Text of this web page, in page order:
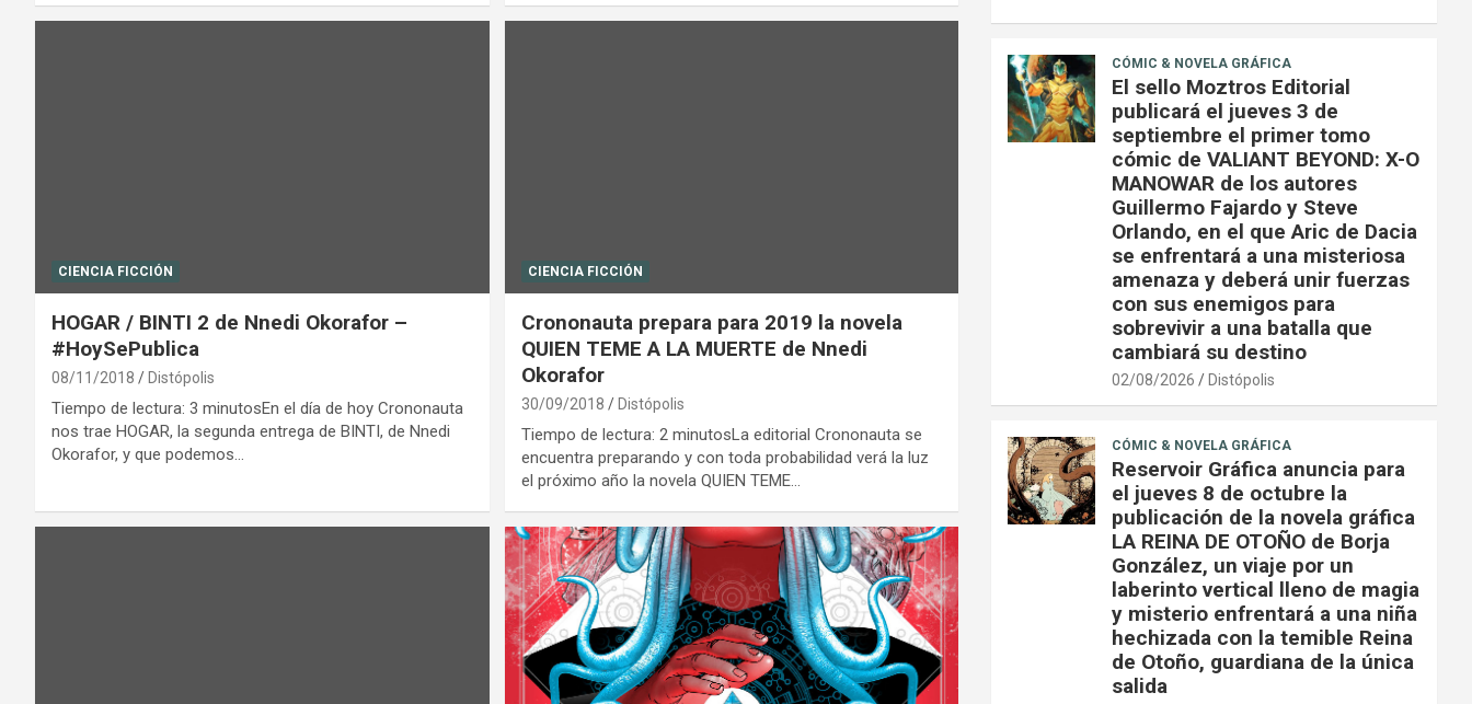
CIENCIA FICCIÓN
HOGAR / BINTI 2 de Nnedi Okorafor –
#HoySePublica
08/11/2018 Distópolis
Tiempo de lectura: 3 minutosEn el día de hoy Crononauta
nos trae HOGAR, la segunda entrega de BINTI, de Nnedi
Okorafor, y que podemos…
CIENCIA FICCIÓN
Crononauta prepara para 2019 la novela
QUIEN TEME A LA MUERTE de Nnedi
Okorafor
30/09/2018 Distópolis
Tiempo de lectura: 2 minutosLa editorial Crononauta se
encuentra preparando y con toda probabilidad verá la luz
el próximo año la novela QUIEN TEME…
CÓMIC & NOVELA GRÁFICA
El sello Moztros Editorial
publicará el jueves 3 de
septiembre el primer tomo
cómic de VALIANT BEYOND: X-O
MANOWAR de los autores
Guillermo Fajardo y Steve
Orlando, en el que Aric de Dacia
se enfrentará a una misteriosa
amenaza y deberá unir fuerzas
con sus enemigos para
sobrevivir a una batalla que
cambiará su destino
02/08/2026 Distópolis
CÓMIC & NOVELA GRÁFICA
Reservoir Gráfica anuncia para
el jueves 8 de octubre la
publicación de la novela gráfica
LA REINA DE OTOÑO de Borja
González, un viaje por un
laberinto vertical lleno de magia
y misterio enfrentará a una niña
hechizada con la temible Reina
de Otoño, guardiana de la única
salida